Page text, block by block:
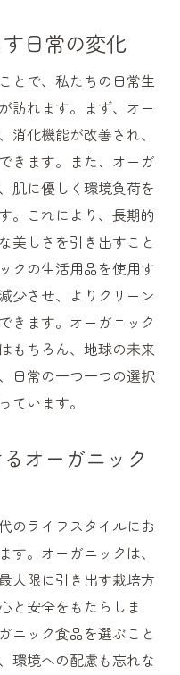
及と市場の変化
ーガニックの力
ック市場の展望
可能な社会のビジ
くオーガニックの
来に与える影響
るオーガニックの価
市場が示す新たな潮
動向を探る
場の背景と未来
ーガニックの力
未来のビジョン
に与える影響とは
ーガニックの力
の共生の可能性
日常の変化
とで、私たちの日常生
訪れます。まず、オー
消化機能が改善され、
きます。また、オーガ
肌に優しく環境負荷を
。これにより、長期的
美しさを引き出すこと
クの生活用品を使用す
少させ、よりクリーン
きます。オーガニック
もちろん、地球の未来
日常の一つ一つの選択
ています。
オーガニック
のライフスタイルにお
す。オーガニックは、
大限に引き出す栽培方
と安全をもたらしま
ニック食品を選ぶこと
環境への配慮も忘れな